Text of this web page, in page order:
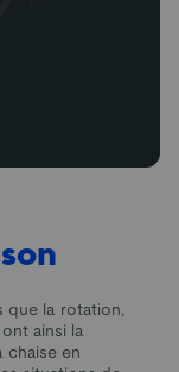
que la rotation,
ont ainsi la
chaise en